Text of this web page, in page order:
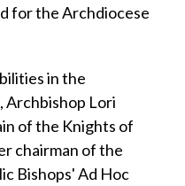
for the Archdiocese
in the
Archbishop Lori
of the Knights of
chairman of the
Bishops' Ad Hoc